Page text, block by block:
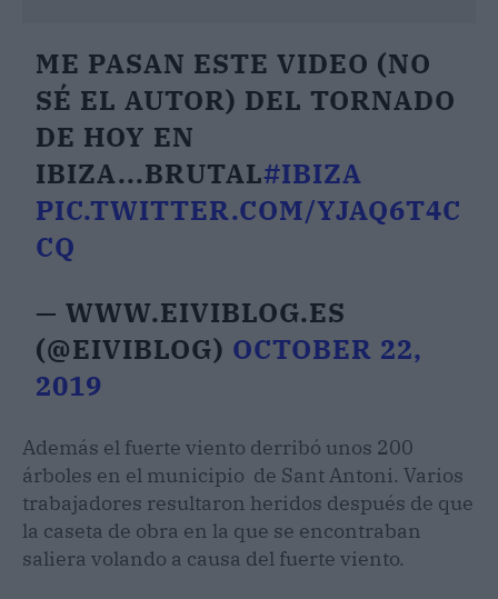
ME PASAN ESTE VIDEO (NO
SÉ EL AUTOR) DEL TORNADO
DE HOY EN
IBIZA...BRUTAL#IBIZA
PIC.TWITTER.COM/YJAQ6T4C
CQ
— WWW.EIVIBLOG.ES
(@EIVIBLOG) OCTOBER 22,
2019
Además el fuerte viento derribó unos 200
árboles en el municipio de Sant Antoni. Varios
trabajadores resultaron heridos después de que
la caseta de obra en la que se encontraban
saliera volando a causa del fuerte viento.